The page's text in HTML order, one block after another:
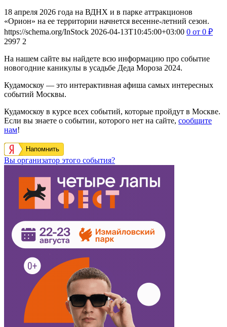
18 апреля 2026 года на ВДНХ и в парке аттракционов
«Орион» на ее территории начнется весенне-летний сезон.
https://schema.org/InStock 2026-04-13T10:45:00+03:00 0 от 0 ₽
2997 2
На нашем сайте вы найдете всю информацию про событие
новогодние каникулы в усадьбе Деда Мороза 2024.
Кудамоскоу — это интерактивная афиша самых интересных
событий Москвы.
Кудамоскоу в курсе всех событий, которые пройдут в Москве.
Если вы знаете о событии, которого нет на сайте, сообщите
нам!
Напомнить
Вы организатор этого события?